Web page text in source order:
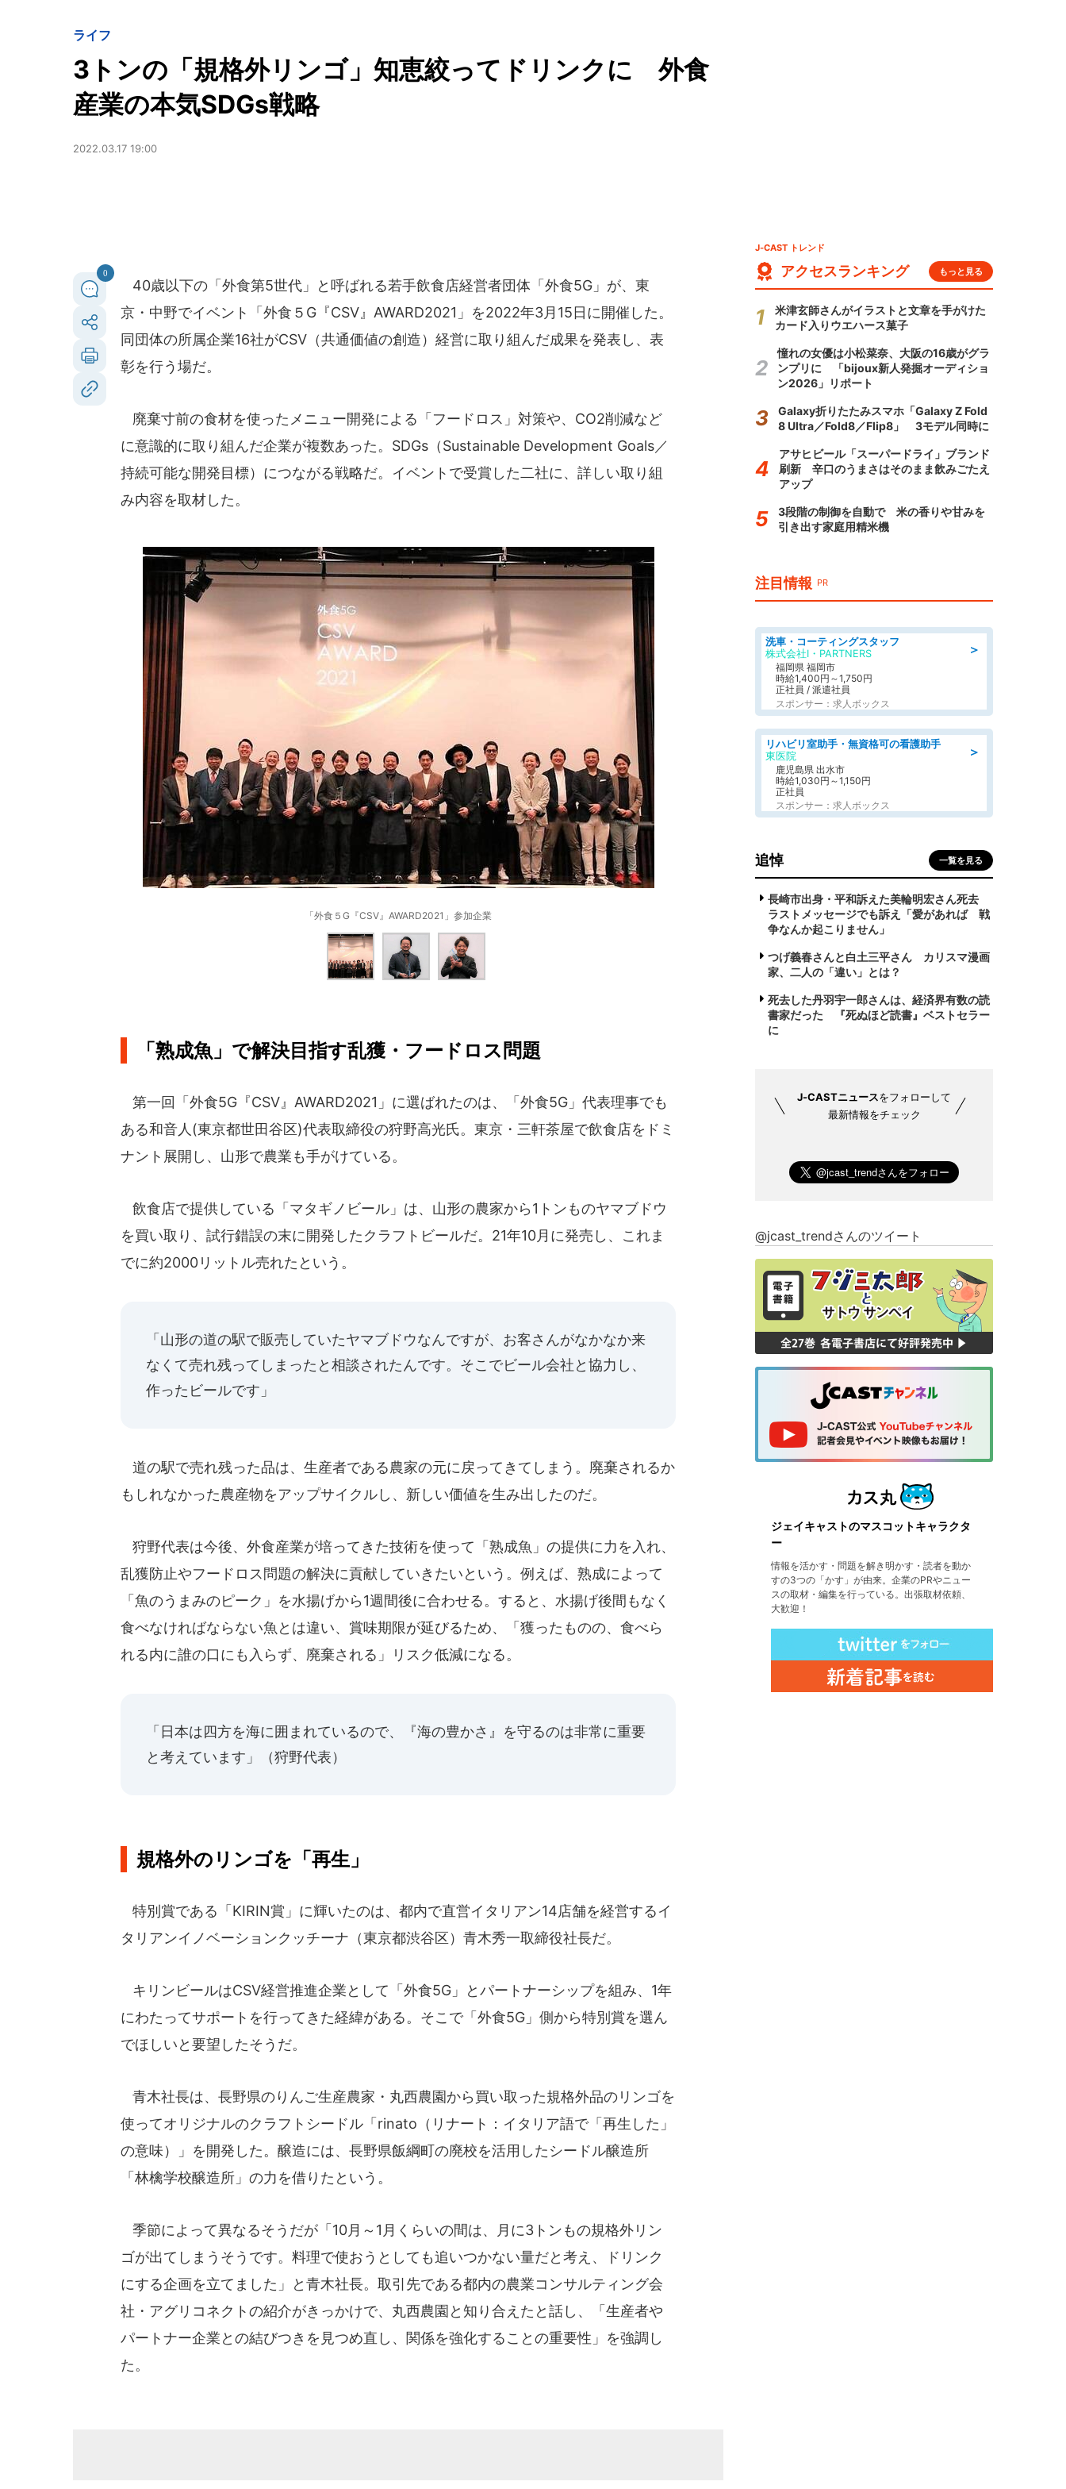
ライフ
3トンの「規格外リンゴ」知恵絞ってドリンクに 外食
産業の本気SDGs戦略
2022.03.17 19:00
0
40歳以下の「外食第5世代」と呼ばれる若手飲食店経営者団体「外食5G」が、東
京・中野でイベント「外食５G『CSV』AWARD2021」を2022年3月15日に開催した。
同団体の所属企業16社がCSV（共通価値の創造）経営に取り組んだ成果を発表し、表
彰を行う場だ。
廃棄寸前の食材を使ったメニュー開発による「フードロス」対策や、CO2削減など
に意識的に取り組んだ企業が複数あった。SDGs（Sustainable Development Goals／
持続可能な開発目標）につながる戦略だ。イベントで受賞した二社に、詳しい取り組
み内容を取材した。
「外食５G『CSV』AWARD2021」参加企業
「熟成魚」で解決目指す乱獲・フードロス問題
第一回「外食5G『CSV』AWARD2021」に選ばれたのは、「外食5G」代表理事でも
ある和音人(東京都世田谷区)代表取締役の狩野高光氏。東京・三軒茶屋で飲食店をドミ
ナント展開し、山形で農業も手がけている。
飲食店で提供している「マタギノビール」は、山形の農家から1トンものヤマブドウ
を買い取り、試行錯誤の末に開発したクラフトビールだ。21年10月に発売し、これま
でに約2000リットル売れたという。
「山形の道の駅で販売していたヤマブドウなんですが、お客さんがなかなか来
なくて売れ残ってしまったと相談されたんです。そこでビール会社と協力し、
作ったビールです」
道の駅で売れ残った品は、生産者である農家の元に戻ってきてしまう。廃棄されるか
もしれなかった農産物をアップサイクルし、新しい価値を生み出したのだ。
狩野代表は今後、外食産業が培ってきた技術を使って「熟成魚」の提供に力を入れ、
乱獲防止やフードロス問題の解決に貢献していきたいという。例えば、熟成によって
「魚のうまみのピーク」を水揚げから1週間後に合わせる。すると、水揚げ後間もなく
食べなければならない魚とは違い、賞味期限が延びるため、「獲ったものの、食べら
れる内に誰の口にも入らず、廃棄される」リスク低減になる。
「日本は四方を海に囲まれているので、『海の豊かさ』を守るのは非常に重要
と考えています」（狩野代表）
規格外のリンゴを「再生」
特別賞である「KIRIN賞」に輝いたのは、都内で直営イタリアン14店舗を経営するイ
タリアンイノベーションクッチーナ（東京都渋谷区）青木秀一取締役社長だ。
キリンビールはCSV経営推進企業として「外食5G」とパートナーシップを組み、1年
にわたってサポートを行ってきた経緯がある。そこで「外食5G」側から特別賞を選ん
でほしいと要望したそうだ。
青木社長は、長野県のりんご生産農家・丸西農園から買い取った規格外品のリンゴを
使ってオリジナルのクラフトシードル「rinato（リナート：イタリア語で「再生した」
の意味）」を開発した。醸造には、長野県飯綱町の廃校を活用したシードル醸造所
「林檎学校醸造所」の力を借りたという。
季節によって異なるそうだが「10月～1月くらいの間は、月に3トンもの規格外リン
ゴが出てしまうそうです。料理で使おうとしても追いつかない量だと考え、ドリンク
にする企画を立てました」と青木社長。取引先である都内の農業コンサルティング会
社・アグリコネクトの紹介がきっかけで、丸西農園と知り合えたと話し、「生産者や
パートナー企業との結びつきを見つめ直し、関係を強化することの重要性」を強調し
た。
J-CAST トレンド
アクセスランキング もっと見る
米津玄師さんがイラストと文章を手がけた
カード入りウエハース菓子
憧れの女優は小松菜奈、大阪の16歳がグラ
ンプリに 「bijoux新人発掘オーディショ
ン2026」リポート
Galaxy折りたたみスマホ「Galaxy Z Fold
8 Ultra／Fold8／Flip8」 3モデル同時に
アサヒビール「スーパードライ」ブランド
刷新 辛口のうまさはそのまま飲みごたえ
アップ
3段階の制御を自動で 米の香りや甘みを
引き出す家庭用精米機
注目情報 PR
＞
洗車・コーティングスタッフ
株式会社I・PARTNERS
福岡県 福岡市
時給1,400円～1,750円
正社員 / 派遣社員
スポンサー：求人ボックス
＞
リハビリ室助手・無資格可の看護助手
東医院
鹿児島県 出水市
時給1,030円～1,150円
正社員
スポンサー：求人ボックス
追悼 一覧を見る
長崎市出身・平和訴えた美輪明宏さん死去
ラストメッセージでも訴え「愛があれば 戦
争なんか起こりません」
つげ義春さんと白土三平さん カリスマ漫画
家、二人の「違い」とは？
死去した丹羽宇一郎さんは、経済界有数の読
書家だった 『死ぬほど読書』ベストセラー
に
J-CASTニュースをフォローして
最新情報をチェック
@jcast_trendさんのツイート
ジェイキャストのマスコットキャラクタ
ー
情報を活かす・問題を解き明かす・読者を動か
すの3つの「かす」が由来。企業のPRやニュー
スの取材・編集を行っている。出張取材依頼、
大歓迎！